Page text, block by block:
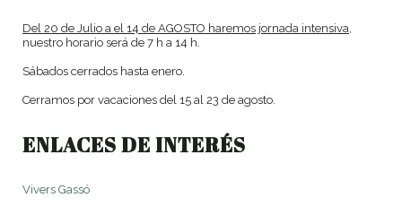
Del 20 de Julio a el 14 de AGOSTO haremos jornada intensiva,
nuestro horario será de 7 h a 14 h.
Sábados cerrados hasta enero.
Cerramos por vacaciones del 15 al 23 de agosto.
ENLACES DE INTERÉS
Vivers Gassó